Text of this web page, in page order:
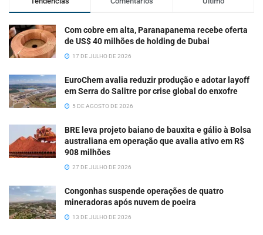
Com cobre em alta, Paranapanema recebe oferta
de US$ 40 milhões de holding de Dubai
17 DE JULHO DE 2026
EuroChem avalia reduzir produção e adotar layoff
em Serra do Salitre por crise global do enxofre
5 DE AGOSTO DE 2026
BRE leva projeto baiano de bauxita e gálio à Bolsa
australiana em operação que avalia ativo em R$
908 milhões
27 DE JULHO DE 2026
Congonhas suspende operações de quatro
mineradoras após nuvem de poeira
13 DE JULHO DE 2026